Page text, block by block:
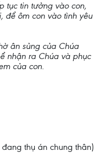
tục tin tưởng vào con,
để ôm con vào tình yêu
ân sủng của Chúa
nhận ra Chúa và phục
của con.
thụ án chung thân)